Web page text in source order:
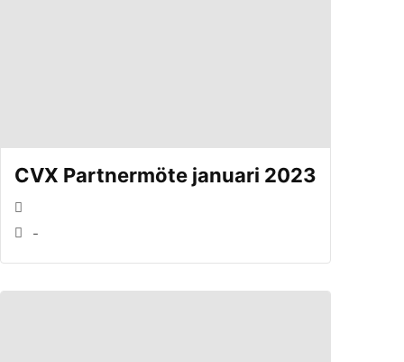
CVX Partnermöte januari 2023
-